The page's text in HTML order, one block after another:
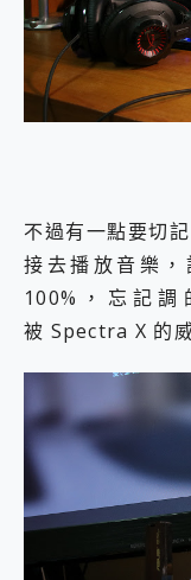
不過有一點要切
接去播放音樂
100%，忘記
被 Spectra X 的